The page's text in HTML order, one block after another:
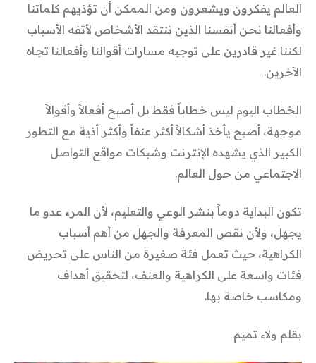
العالم يفكرون ويشعرون ومن الممكن أن تؤذيهم كلماتنا
وأفعالنا نحن أنفسنا الذين ننتقد الأشخاص لأتفه الأسباب
لكننا غير قادرين على توجيه مسارات أقوالنا وأفعالنا تجاه
الآخرين.
الخطاب اليوم ليس خطاباً فقط بل أصبح أفعالاً وأقوالاً
موجهة، أصبح يأخذ أشكالاً أكثر عنفاً وأكثر أذية مع التطور
الكبير الذي يشهده الإنترنت وشبكات مواقع التواصل
الاجتماعي من حول العالم.
تكون البداية دوماً بنشر الوعي والتعليم، لأن المرء عدو ما
يجهل، ولأن نقص المعرفة والجهل من أهم أسباب
الكراهية، حيث تعمل فئة صغيرة من الناس على تحريض
فئات واسعة على الكراهية والعنف، لتحقيق أهداف
ومكاسب خاصة بها.
بقلم ولاء تميم